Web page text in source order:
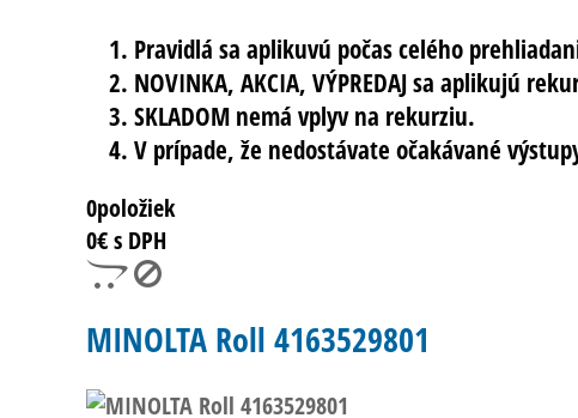
Pravidlá sa aplikuvú počas celého
NOVINKA, AKCIA, VÝPREDAJ sa aplikujú
SKLADOM nemá vplyv na rekurziu.
V prípade, že nedostávate očakávané
0položiek
0€ s DPH
MINOLTA Roll 4163529801